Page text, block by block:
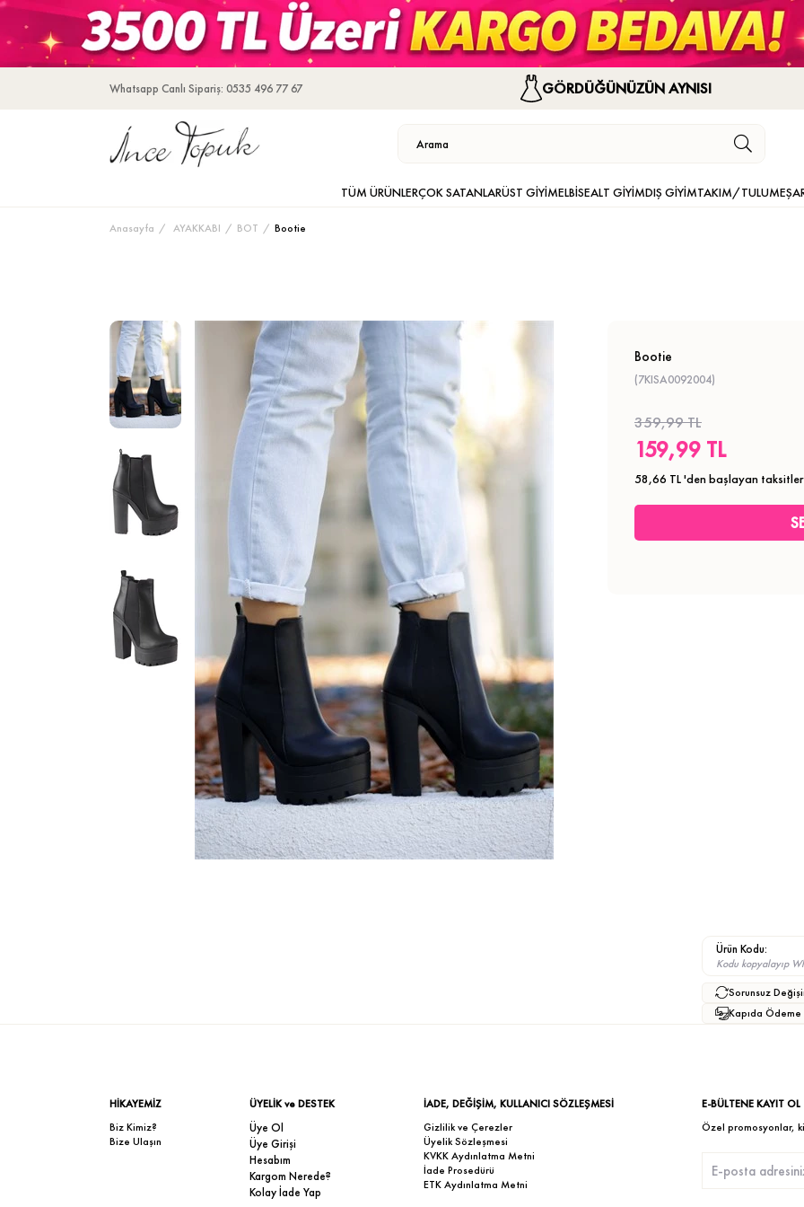
Whatsapp Canlı Sipariş: 0535 496 77 67 GÖRDÜĞÜNÜZÜN AYNISI
TÜM ÜRÜNLERÇOK SATANLARÜST GİYİMELBİSEALT GİYİMDIŞ GİYİMTAKIM/TULUM
Anasayfa AYAKKABI BOT Bootie
Bootie
(7KISA0092004)
359,99 TL
159,99 TL
58,66 TL'den başlayan
Ürün Kodu:
Kodu kopyalayıp
Sorunsuz
Kapıda Ödeme
HİKAYEMİZ
Biz Kimiz?
Bize Ulaşın
ÜYELİK ve DESTEK
Üye Ol
Üye Girişi
Hesabım
Kargom Nerede?
Kolay İade Yap
İADE, DEĞİŞİM, KULLANICI SÖZLEŞMESİ
Gizlilik ve Çerezler
Üyelik Sözleşmesi
KVKK Aydınlatma Metni
İade Prosedürü
ETK Aydınlatma Metni
E-BÜLTENE KAYIT OL
Özel promosyonlar,